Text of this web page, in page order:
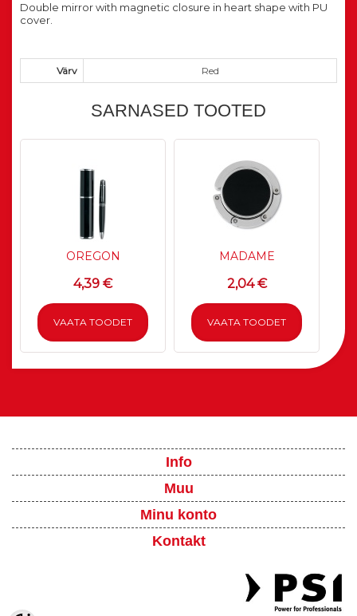
Double mirror with magnetic closure in heart shape with PU
cover.
Värv Red
SARNASED TOOTED
OREGON
4,39 €
VAATA TOODET
MADAME
2,04 €
VAATA TOODET
Info
Muu
Minu konto
Kontakt